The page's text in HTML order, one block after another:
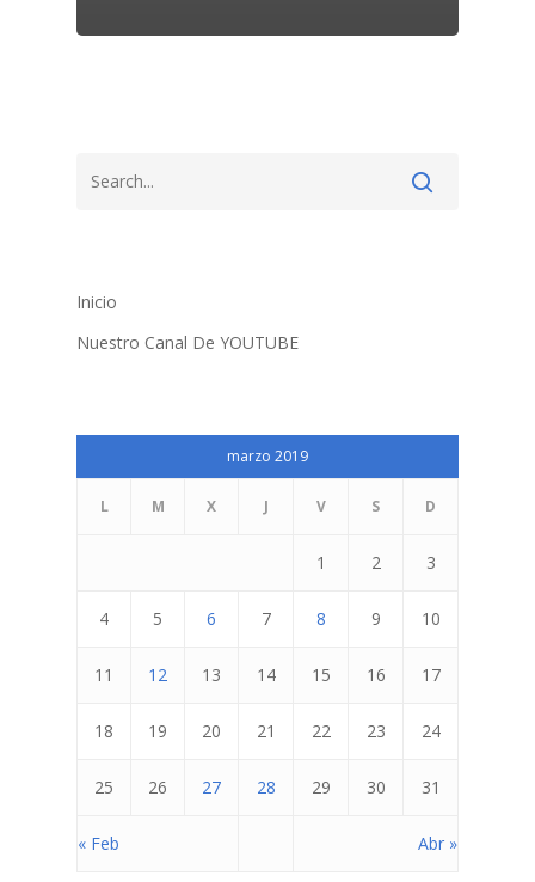
Inicio
Nuestro Canal De YOUTUBE
marzo 2019
L M X J V S D
« Feb Abr »
1 2 3
4 5 6 7 8 9 10
11 12 13 14 15 16 17
18 19 20 21 22 23 24
25 26 27 28 29 30 31